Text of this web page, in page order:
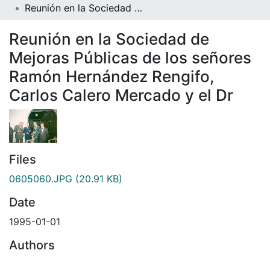
Reunión en la Sociedad de Mejoras Públicas de los señores Ramón Hernández Rengifo, Carlos Calero Mercado y el Dr
Reunión en la Sociedad de
Mejoras Públicas de los señores
Ramón Hernández Rengifo,
Carlos Calero Mercado y el Dr
Files
0605060.JPG (20.91 KB)
Date
1995-01-01
Authors